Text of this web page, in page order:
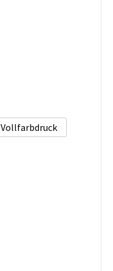
Vollfarbdruck